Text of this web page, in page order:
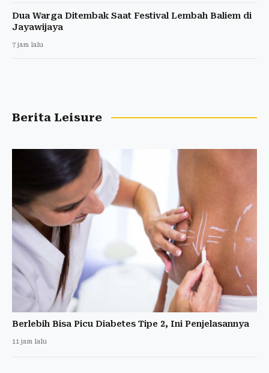
Dua Warga Ditembak Saat Festival Lembah Baliem di
Jayawijaya
7 jam lalu
Berita Leisure
Berlebih Bisa Picu Diabetes Tipe 2, Ini Penjelasannya
11 jam lalu